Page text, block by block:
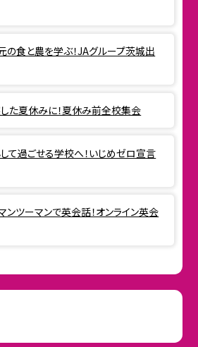
の食と農を学ぶ！JAグループ茨城出
た夏休みに！夏休み前全校集会
て過ごせる学校へ！いじめゼロ宣言
マンツーマンで英会話！オンライン英会